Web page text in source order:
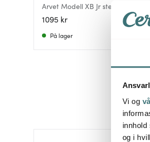
Vi og
og i
Arvet Modell XB Jr stekepanne
22 cm svart/messing
1095 kr
På lager